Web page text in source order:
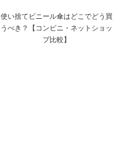
使い捨てビニール傘はどこでどう買
うべき？【コンビニ・ネットショッ
プ比較】